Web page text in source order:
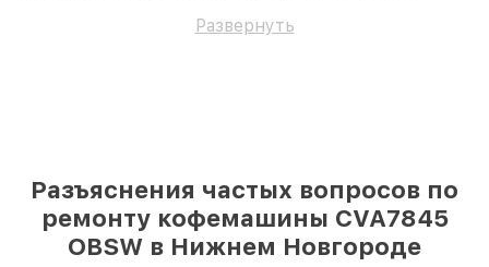
Развернуть
Разъяснения частых вопросов по
ремонту кофемашины CVA7845
OBSW в Нижнем Новгороде